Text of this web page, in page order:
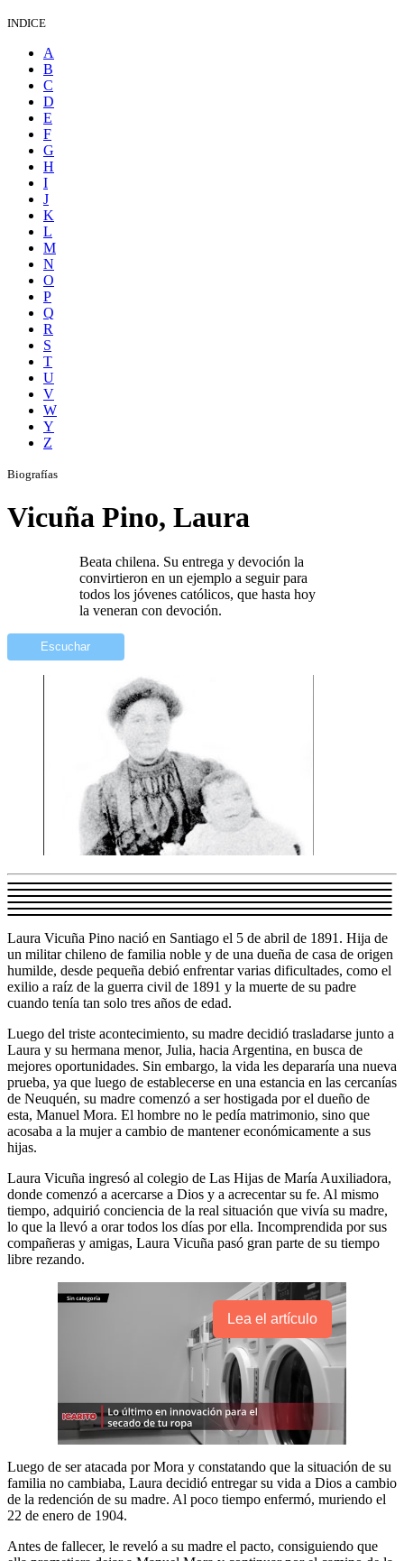
INDICE
A
B
C
D
E
F
G
H
I
J
K
L
M
N
O
P
Q
R
S
T
U
V
W
Y
Z
Biografías
Vicuña Pino, Laura
Beata chilena. Su entrega y devoción la
convirtieron en un ejemplo a seguir para
todos los jóvenes católicos, que hasta hoy
la veneran con devoción.
Escuchar
Laura Vicuña Pino nació en Santiago el 5 de abril de 1891. Hija de
un militar chileno de familia noble y de una dueña de casa de origen
humilde, desde pequeña debió enfrentar varias dificultades, como el
exilio a raíz de la guerra civil de 1891 y la muerte de su padre
cuando tenía tan solo tres años de edad.
Luego del triste acontecimiento, su madre decidió trasladarse junto a
Laura y su hermana menor, Julia, hacia Argentina, en busca de
mejores oportunidades. Sin embargo, la vida les depararía una nueva
prueba, ya que luego de establecerse en una estancia en las cercanías
de Neuquén, su madre comenzó a ser hostigada por el dueño de
esta, Manuel Mora. El hombre no le pedía matrimonio, sino que
acosaba a la mujer a cambio de mantener económicamente a sus
hijas.
Laura Vicuña ingresó al colegio de Las Hijas de María Auxiliadora,
donde comenzó a acercarse a Dios y a acrecentar su fe. Al mismo
tiempo, adquirió conciencia de la real situación que vivía su madre,
lo que la llevó a orar todos los días por ella. Incomprendida por sus
compañeras y amigas, Laura Vicuña pasó gran parte de su tiempo
libre rezando.
Lea el artículo
Luego de ser atacada por Mora y constatando que la situación de su
familia no cambiaba, Laura decidió entregar su vida a Dios a cambio
de la redención de su madre. Al poco tiempo enfermó, muriendo el
22 de enero de 1904.
Antes de fallecer, le reveló a su madre el pacto, consiguiendo que